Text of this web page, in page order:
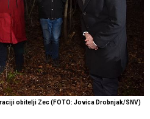
obitelji Zec (FOTO: Jovica Drobnjak/SNV)